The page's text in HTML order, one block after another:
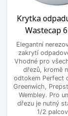
Krytka
Wastecap
Elegantní
zakrytí
Vhodné pro
dřezů, kromě
odtokem Perfect
Greenwich,
Wembley. Pro
dřezu je nutný
1/2